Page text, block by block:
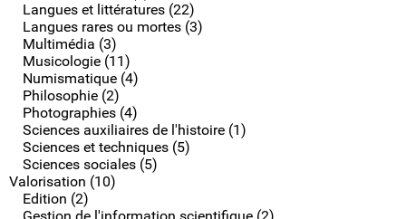
Langues et littératures (22)
Langues rares ou mortes (3)
Multimédia (3)
Musicologie (11)
Numismatique (4)
Philosophie (2)
Photographies (4)
Sciences auxiliaires de l'histoire (1)
Sciences et techniques (5)
Sciences sociales (5)
Valorisation (10)
Edition (2)